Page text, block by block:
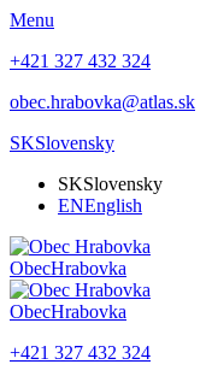
Menu
+421 327 432 324
obec.hrabovka@atlas.sk
SKSlovensky
SKSlovensky
ENEnglish
ObecHrabovka
ObecHrabovka
+421 327 432 324